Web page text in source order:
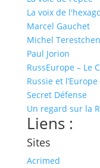
La voix de
Marcel Gauchet
Michel
Paul Jorion
RussEurope – Le
Russie et l’Europe
Secret Défense
Un regard sur la
Liens :
Sites
Acrimed